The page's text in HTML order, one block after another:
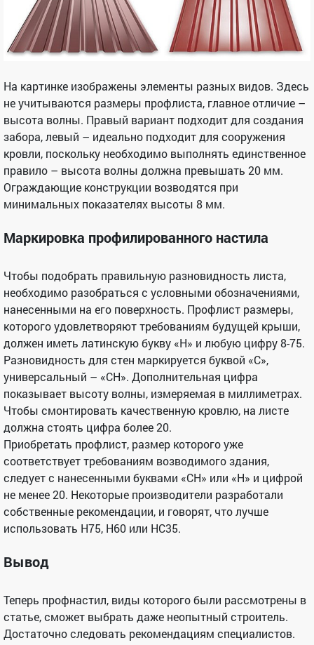
На картинке изображены элементы разных видов. Здесь
не учитываются размеры профлиста, главное отличие –
высота волны. Правый вариант подходит для создания
забора, левый – идеально подходит для сооружения
кровли, поскольку необходимо выполнять единственное
правило – высота волны должна превышать 20 мм.
Ограждающие конструкции возводятся при
минимальных показателях высоты 8 мм.
Маркировка профилированного настила
Чтобы подобрать правильную разновидность листа,
необходимо разобраться с условными обозначениями,
нанесенными на его поверхность. Профлист размеры,
которого удовлетворяют требованиям будущей крыши,
должен иметь латинскую букву «Н» и любую цифру 8-75.
Разновидность для стен маркируется буквой «С»,
универсальный – «СН». Дополнительная цифра
показывает высоту волны, измеряемая в миллиметрах.
Чтобы смонтировать качественную кровлю, на листе
должна стоять цифра более 20.
Приобретать профлист, размер которого уже
соответствует требованиям возводимого здания,
следует с нанесенными буквами «СН» или «Н» и цифрой
не менее 20. Некоторые производители разработали
собственные рекомендации, и говорят, что лучше
использовать Н75, Н60 или НС35.
Вывод
Теперь профнастил, виды которого были рассмотрены в
статье, сможет выбрать даже неопытный строитель.
Достаточно следовать рекомендациям специалистов.